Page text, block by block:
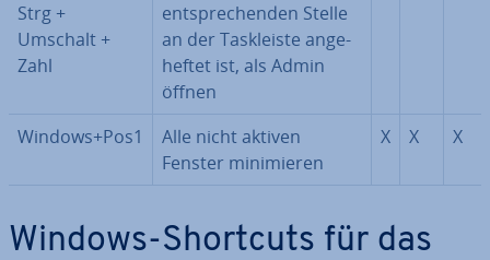
Strg +
Umschalt +
Zahl
ent­spre­chen­den Stelle
an der Task­leis­te an­ge­
hef­tet ist, als Admin
öffnen
Windows+Pos1
Alle nicht aktiven
Fenster mi­ni­mie­ren
X X X
Windows-Shortcuts für das